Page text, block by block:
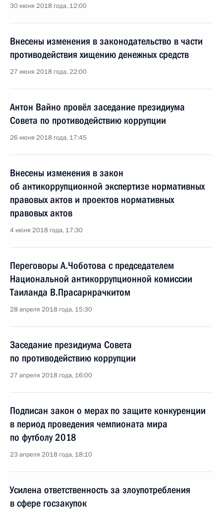
30 июня 2018 года, 12:00
Внесены изменения в законодательство в части
противодействия хищению денежных средств
27 июня 2018 года, 22:00
Антон Вайно провёл заседание президиума
Совета по противодействию коррупции
26 июня 2018 года, 17:45
Внесены изменения в закон
об антикоррупционной экспертизе нормативных
правовых актов и проектов нормативных
правовых актов
4 июня 2018 года, 17:30
Переговоры А.Чоботова с председателем
Национальной антикоррупционной комиссии
Таиланда В.Прасарнрачкитом
28 апреля 2018 года, 15:30
Заседание президиума Совета
по противодействию коррупции
27 апреля 2018 года, 16:00
Подписан закон о мерах по защите конкуренции
в период проведения чемпионата мира
по футболу 2018
23 апреля 2018 года, 18:10
Усилена ответственность за злоупотребления
в сфере госзакупок